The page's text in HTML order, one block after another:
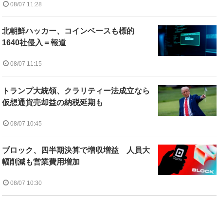
08/07 11:28
北朝鮮ハッカー、コインベースも標的
1640社侵入＝報道
08/07 11:15
トランプ大統領、クラリティー法成立なら
仮想通貨売却益の納税延期も
08/07 10:45
ブロック、四半期決算で増収増益 人員大
幅削減も営業費用増加
08/07 10:30